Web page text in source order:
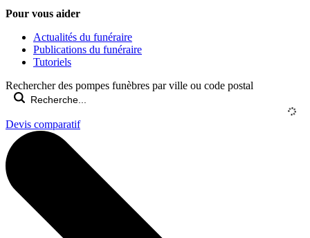
Pour vous aider
Actualités du funéraire
Publications du funéraire
Tutoriels
Rechercher des pompes funèbres par ville ou code postal
Devis comparatif